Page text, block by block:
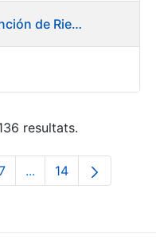
BE 01/20 - Técnico en Prevención de Riesgos Laborales
resultats.
Utilitzeu TAB per
Pàgina
...PàginesPàgina
14